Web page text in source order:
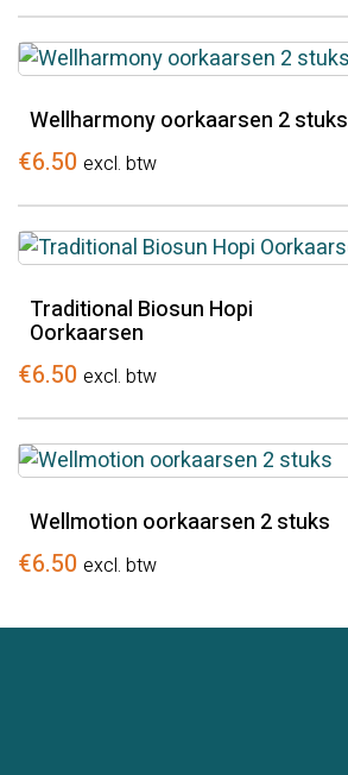
Wellharmony oorkaarsen 2 stuks
€6.50 excl. btw
Traditional Biosun Hopi
Oorkaarsen
€6.50 excl. btw
Wellmotion oorkaarsen 2 stuks
€6.50 excl. btw